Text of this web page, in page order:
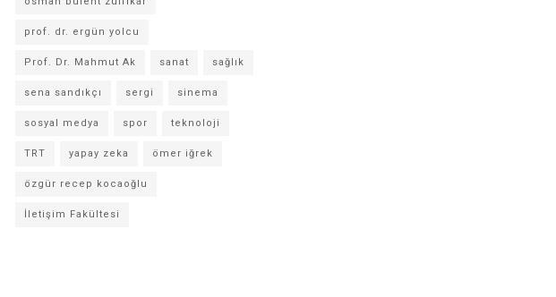
prof. dr. ergün yolcu
Prof. Dr. Mahmut Ak sanat sağlık
sena sandıkçı sergi sinema
sosyal medya spor teknoloji
TRT yapay zeka ömer iğrek
özgür recep kocaoğlu
İletişim Fakültesi